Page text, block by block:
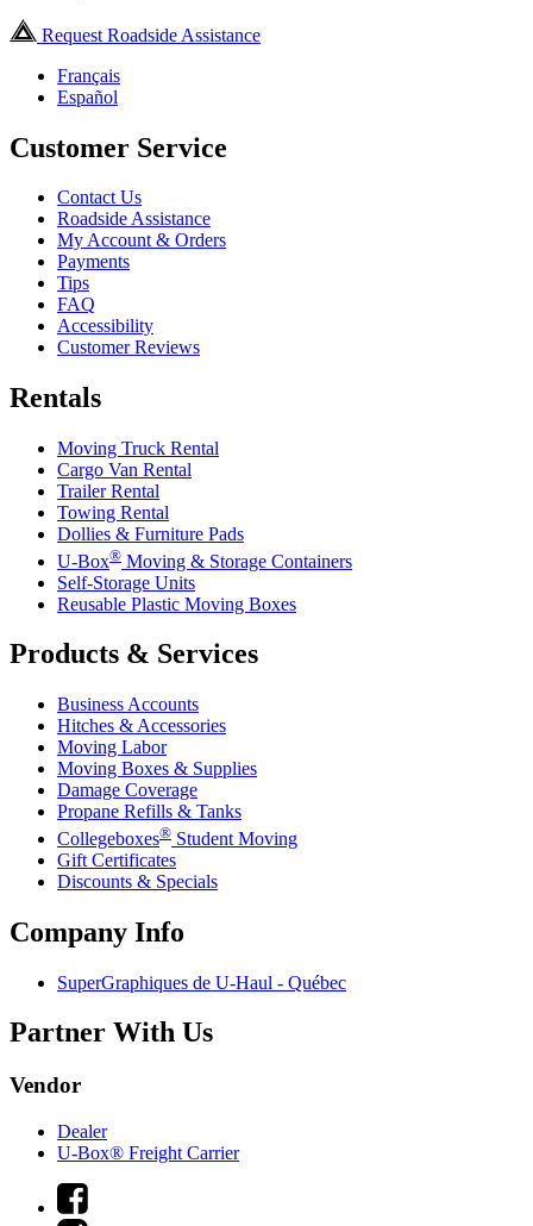
Request Roadside Assistance
Français
Español
Customer Service
Contact Us
Roadside Assistance
My Account & Orders
Payments
Tips
FAQ
Accessibility
Customer Reviews
Rentals
Moving Truck Rental
Cargo Van Rental
Trailer Rental
Towing Rental
Dollies & Furniture Pads
U-Box® Moving & Storage Containers
Self-Storage Units
Reusable Plastic Moving Boxes
Products & Services
Business Accounts
Hitches & Accessories
Moving Labor
Moving Boxes & Supplies
Damage Coverage
Propane Refills & Tanks
Collegeboxes® Student Moving
Gift Certificates
Discounts & Specials
Company Info
SuperGraphiques de U-Haul - Québec
Partner With Us
Vendor
Dealer
U-Box® Freight Carrier